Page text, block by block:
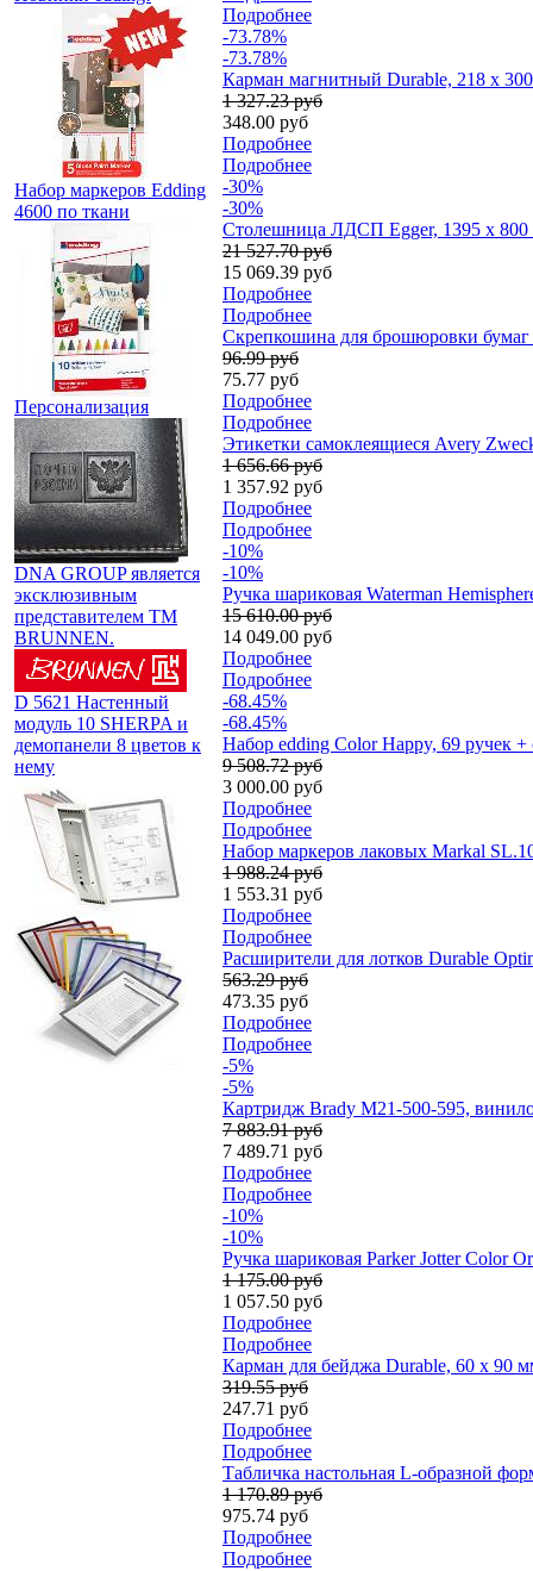
Набор маркеров Edding
4600 по ткани
Персонализация
DNA GROUP является
эксклюзивным
представителем TM
BRUNNEN.
D 5621 Настенный
модуль 10 SHERPA и
демопанели 8 цветов к
нему
Подробнее
-73.78%
-73.78%
Карман магнитный Durable, 218 х
1 327.23 руб
348.00 руб
Подробнее
Подробнее
-30%
-30%
Столешница ЛДСП Egger, 1395 x
21 527.70 руб
15 069.39 руб
Подробнее
Подробнее
Скрепкошина для брошюровки
96.99 руб
75.77 руб
Подробнее
Подробнее
Этикетки самоклеящиеся Avery
1 656.66 руб
1 357.92 руб
Подробнее
Подробнее
-10%
-10%
Ручка шариковая Waterman
15 610.00 руб
14 049.00 руб
Подробнее
Подробнее
-68.45%
-68.45%
Набор edding Сolor Happy, 69 ручек
9 508.72 руб
3 000.00 руб
Подробнее
Подробнее
Набор маркеров лаковых Markal
1 988.24 руб
1 553.31 руб
Подробнее
Подробнее
Расширители для лотков Durable
563.29 руб
473.35 руб
Подробнее
Подробнее
-5%
-5%
Картридж Brady M21-500-595,
7 883.91 руб
7 489.71 руб
Подробнее
Подробнее
-10%
-10%
Ручка шариковая Parker Jotter Color
1 175.00 руб
1 057.50 руб
Подробнее
Подробнее
Карман для бейджа Durable, 60 х 90
319.55 руб
247.71 руб
Подробнее
Подробнее
Табличка настольная L-образной
1 170.89 руб
975.74 руб
Подробнее
Подробнее